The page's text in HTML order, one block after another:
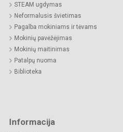
STEAM ugdymas
Neformalusis švietimas
Pagalba mokiniams ir tėvams
Mokinių pavėžėjimas
Mokinių maitinimas
Patalpų nuoma
Biblioteka
Informacija